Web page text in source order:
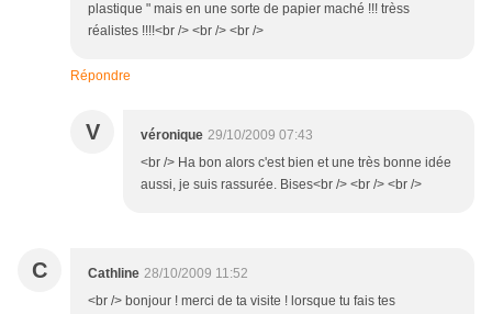
plastique " mais en une sorte de papier maché !!! trèss
réalistes !!!!<br /> <br /> <br />
Répondre
V véronique 29/10/2009 07:43
<br /> Ha bon alors c'est bien et une très bonne idée
aussi, je suis rassurée. Bises<br /> <br /> <br />
C Cathline 28/10/2009 11:52
<br /> bonjour ! merci de ta visite ! lorsque tu fais tes